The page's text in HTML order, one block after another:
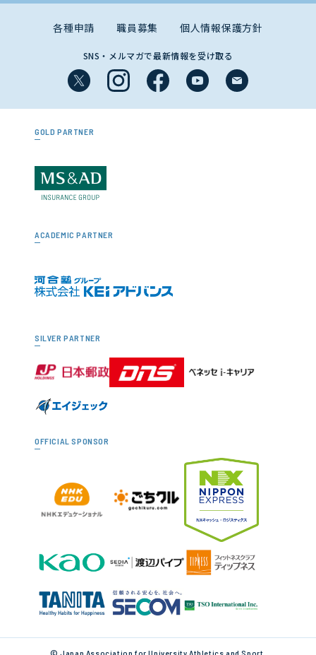
各種申請 職員募集 個人情報保護方針
SNS・メルマガで最新情報を受け取る
GOLD PARTNER
ACADEMIC PARTNER
SILVER PARTNER
OFFICIAL SPONSOR
© Japan Association for University Athletics and Sport.